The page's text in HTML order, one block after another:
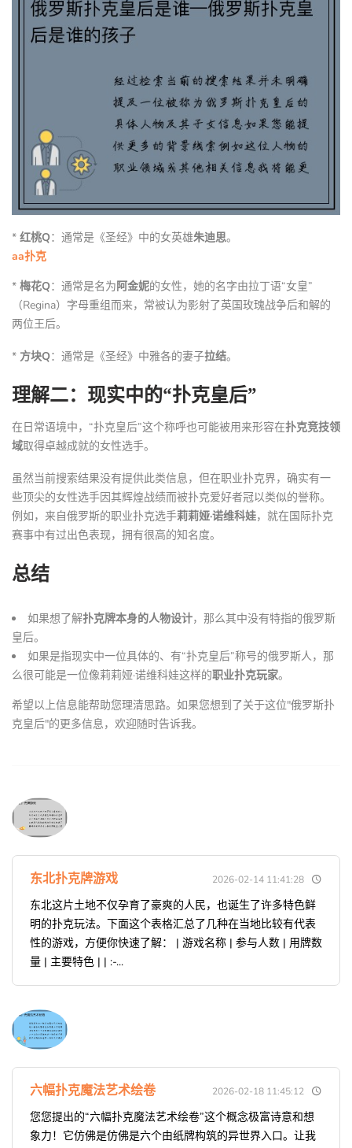
* 红桃Q：通常是《圣经》中的女英雄朱迪思。
aa扑克
* 梅花Q：通常是名为阿金妮的女性，她的名字由拉丁语“女皇”
（Regina）字母重组而来，常被认为影射了英国玫瑰战争后和解的
两位王后。
* 方块Q：通常是《圣经》中雅各的妻子拉结。
理解二：现实中的“扑克皇后”
在日常语境中，“扑克皇后”这个称呼也可能被用来形容在扑克竞技领
域取得卓越成就的女性选手。
虽然当前搜索结果没有提供此类信息，但在职业扑克界，确实有一
些顶尖的女性选手因其辉煌战绩而被扑克爱好者冠以类似的誉称。
例如，来自俄罗斯的职业扑克选手莉莉娅·诺维科娃，就在国际扑克
赛事中有过出色表现，拥有很高的知名度。
总结
如果想了解扑克牌本身的人物设计，那么其中没有特指的俄罗斯
皇后。
如果是指现实中一位具体的、有“扑克皇后”称号的俄罗斯人，那
么很可能是一位像莉莉娅·诺维科娃这样的职业扑克玩家。
希望以上信息能帮助您理清思路。如果您想到了关于这位"俄罗斯扑
克皇后"的更多信息，欢迎随时告诉我。
东北扑克牌游戏 2026-02-14 11:41:28
东北这片土地不仅孕育了豪爽的人民，也诞生了许多特色鲜
明的扑克玩法。下面这个表格汇总了几种在当地比较有代表
性的游戏，方便你快速了解： | 游戏名称 | 参与人数 | 用牌数
量 | 主要特色 | | :-...
六幅扑克魔法艺术绘卷 2026-02-18 11:45:12
您您提出的“六幅扑克魔法艺术绘卷”这个概念极富诗意和想
象力！它仿佛是仿佛是六个由纸牌构筑的异世界入口。让我